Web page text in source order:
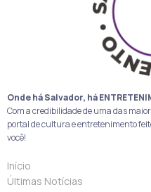
Onde há Salvador, há
Com a credibilidade de uma das
portal de cultura e entretenimento
você!
Início
Últimas Notícias